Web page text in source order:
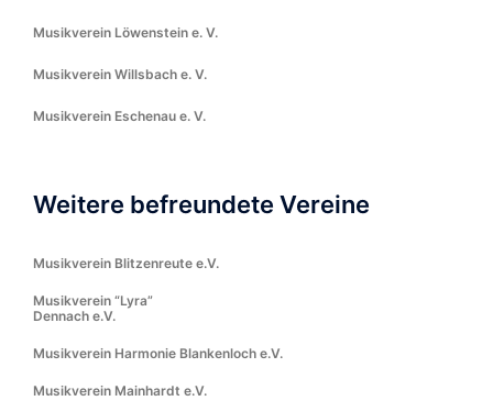
Musikverein Löwenstein e. V.
Musikverein Willsbach e. V.
Musikverein Eschenau e. V.
Weitere befreundete Vereine
Musikverein Blitzenreute e.V.
Musikverein “Lyra”
Dennach e.V.
Musikverein Harmonie Blankenloch e.V.
Musikverein Mainhardt e.V.